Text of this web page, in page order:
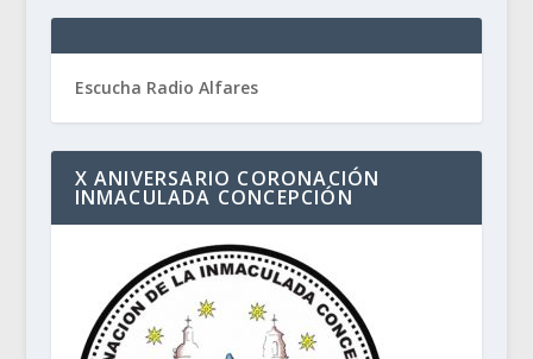
Escucha Radio Alfares
X ANIVERSARIO CORONACIÓN
INMACULADA CONCEPCIÓN